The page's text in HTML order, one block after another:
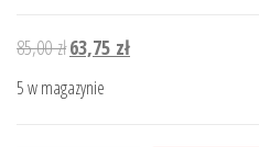
85,00złPierwotna
cena
wynosiła:
63,75 złAktualna
5 w magazynie